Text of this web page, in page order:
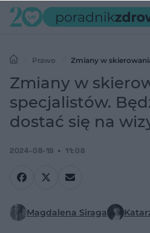
Prawo
Zmiany w
łatwiej dostać się na wizytę?
Zmiany w
specjalistów.
dostać się na
2024-08-19 11:08
Magdalena Siraga